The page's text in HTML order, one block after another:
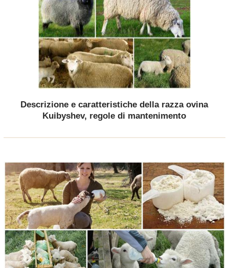
Descrizione e caratteristiche della razza ovina
Kuibyshev, regole di mantenimento